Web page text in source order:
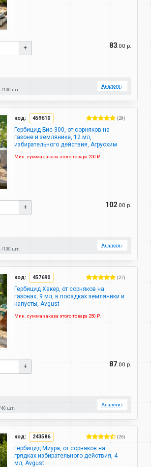
+ 83.00 р.
100 шт.
Аналоги↓
код: 459610 (29)
Гербицид Бис-300, от сорняков на
газоне и землянике, 12 мл,
избирательного действия, Агрусхим
Мин. сумма заказа этого товара 250 ₽.
+ 102.00 р.
100 шт.
Аналоги↓
код: 457690 (27)
Гербицид Хакер, от сорняков на
газонах, 9 мл, в посадках земляники и
капусты, Avgust
Мин. сумма заказа этого товара 250 ₽.
+ 87.00 р.
40 шт.
Аналоги↓
код: 243586 (26)
Гербицид Миура, от сорняков на
грядках избирательного действия, 4
мл, Avgust